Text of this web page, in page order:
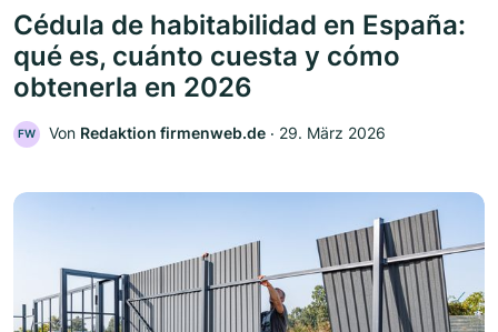
Cédula de habitabilidad en España:
qué es, cuánto cuesta y cómo
obtenerla en 2026
FW Von Redaktion firmenweb.de ‧ 29. März 2026